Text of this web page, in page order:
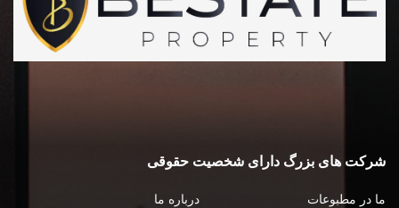
شرکت های بزرگ دارای شخصیت حقوقی
ما در مطبوعات
درباره ما